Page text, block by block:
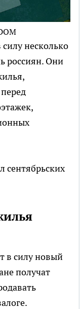
несколько
россиян. Они
сентябрьских
в силу новый
получат